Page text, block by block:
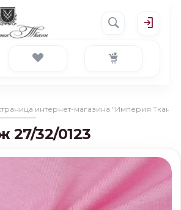
интернет-магазина "Империя Ткани"
27/32/0123